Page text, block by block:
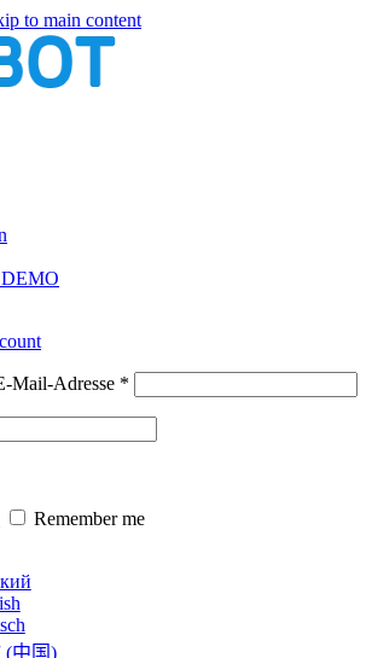
to main content
Mail-Adresse *
Remember me
(中国)